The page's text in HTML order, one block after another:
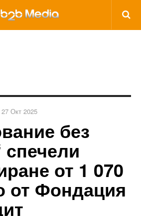
27 Окт 2025
без
от 1 070
от Фондация